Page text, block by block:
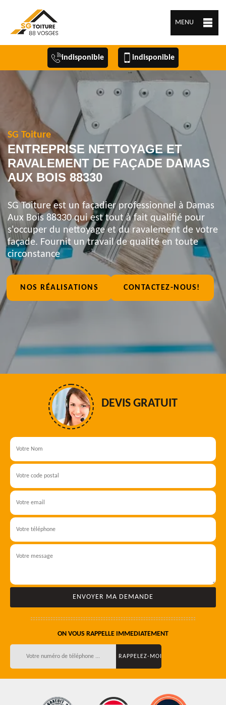
MENU
indisponible indisponible
SG Toiture
ENTREPRISE NETTOYAGE ET
RAVALEMENT DE FAÇADE DAMAS
AUX BOIS 88330
SG Toiture est un façadier professionnel à Damas
Aux Bois 88330 qui est tout à fait qualifié pour
s'occuper du nettoyage et du ravalement de votre
façade. Fournit un travail de qualité en toute
circonstance
NOS RÉALISATIONS CONTACTEZ-NOUS!
DEVIS GRATUIT
ON VOUS RAPPELLE IMMEDIATEMENT